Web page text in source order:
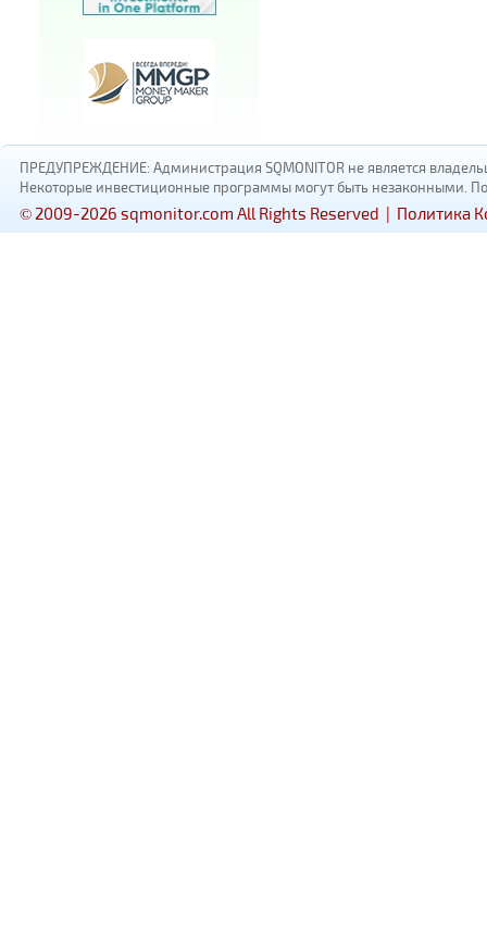
ПРЕДУПРЕЖДЕНИЕ: Администрация SQMONITOR не является
Некоторые инвестиционные программы могут быть незаконными.
© 2009-2026 sqmonitor.com All Rights Reserved | Политика